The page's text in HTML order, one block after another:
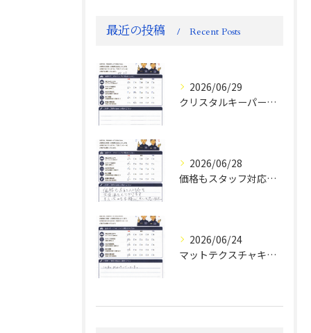
最近の投稿 Recent Posts
2026/06/29
クリスタルキーパー評判
2026/06/28
価格もスタッフ対応も大変満足！ランドクルーザーFJお客様の声
2026/06/24
マットテクスチャキーパー施工後のお客様の声